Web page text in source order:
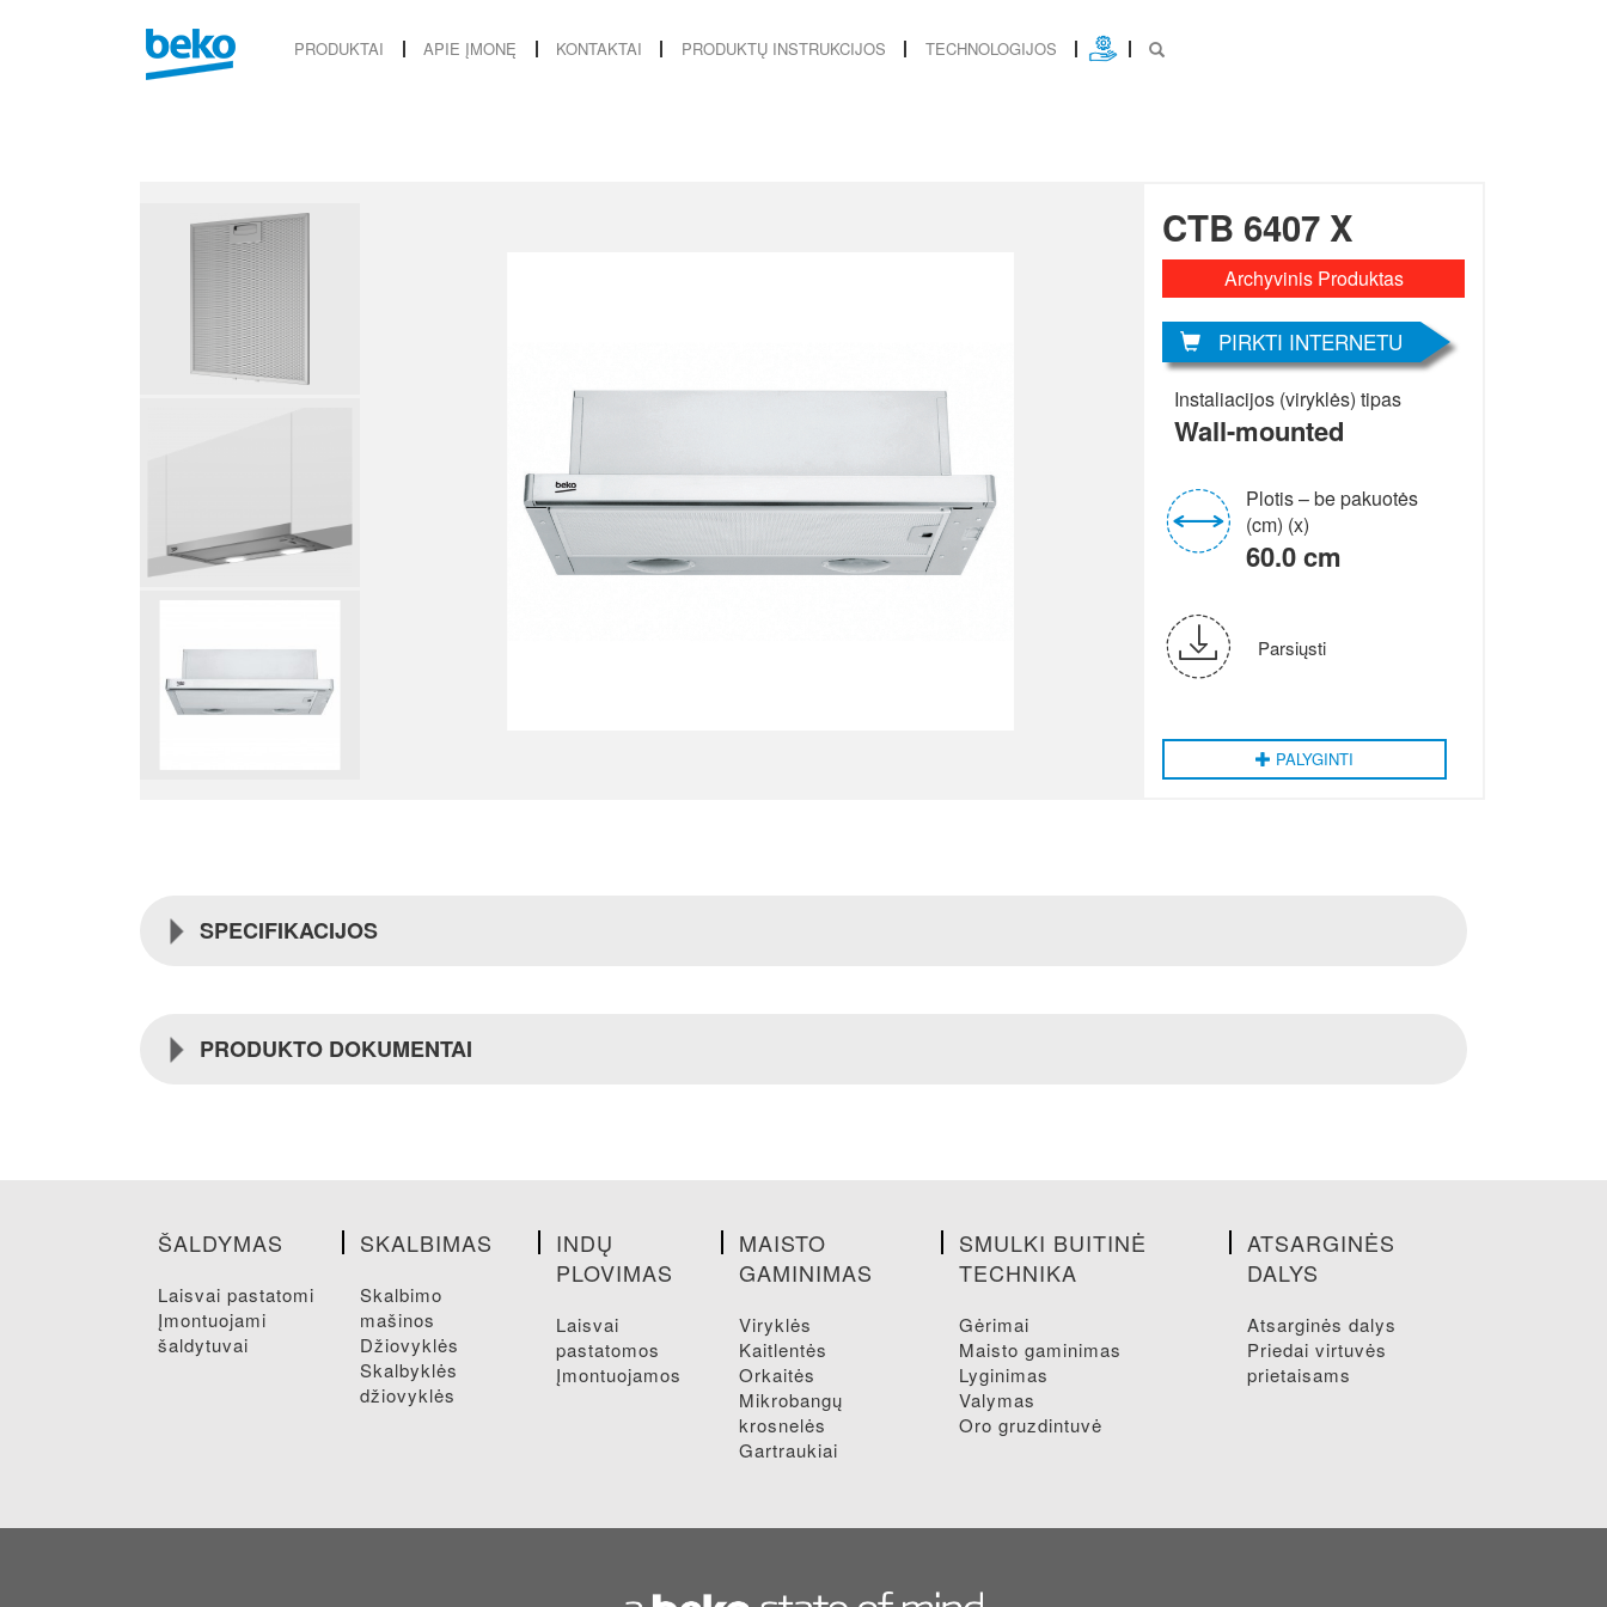
PRODUKTAI APIE ĮMONĘ KONTAKTAI PRODUKTŲ INSTRUKCIJOS TECHNOLOGIJOS
CTB 6407 X
Archyvinis Produktas
PIRKTI INTERNETU
Instaliacijos (viryklės) tipas
Wall-mounted
Plotis – be pakuotės
(cm) (x)
60.0 cm
Parsiųsti
PALYGINTI
SPECIFIKACIJOS
PRODUKTO DOKUMENTAI
ŠALDYMAS
laisvai pastatomi
įmontuojami
šaldytuvai
SKALBIMAS
skalbimo
mašinos
džiovyklės
skalbyklės
džiovyklės
INDŲ
PLOVIMAS
laisvai
pastatomos
įmontuojamos
MAISTO
GAMINIMAS
viryklės
kaitlentės
orkaitės
mikrobangų
krosnelės
gartraukiai
SMULKI BUITINĖ
TECHNIKA
gėrimai
maisto gaminimas
lyginimas
valymas
oro gruzdintuvė
ATSARGINĖS
DALYS
atsarginės dalys
priedai virtuvės
prietaisams